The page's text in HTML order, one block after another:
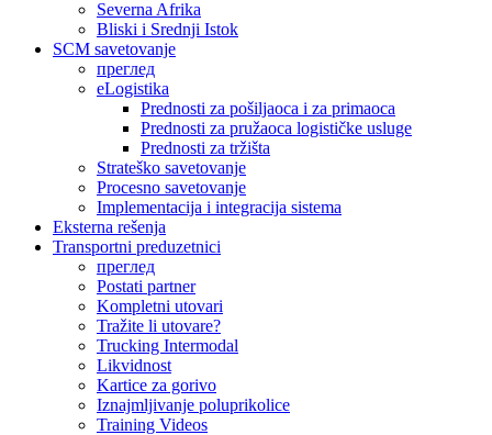
Severna Afrika
Bliski i Srednji Istok
SCM savetovanje
преглед
eLogistika
Prednosti za pošiljaoca i za primaoca
Prednosti za pružaoca logističke usluge
Prednosti za tržišta
Strateško savetovanje
Procesno savetovanje
Implementacija i integracija sistema
Eksterna rešenja
Transportni preduzetnici
преглед
Postati partner
Kompletni utovari
Tražite li utovare?
Trucking Intermodal
Likvidnost
Kartice za gorivo
Iznajmljivanje poluprikolice
Training Videos